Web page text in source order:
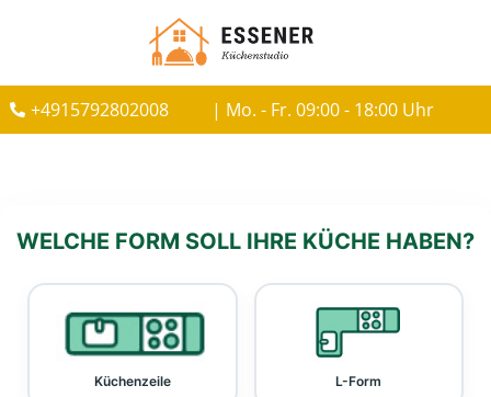
+4915792802008 | Mo. - Fr. 09:00 - 18:00 Uhr
WELCHE FORM SOLL IHRE KÜCHE HABEN?
Küchenzeile L-Form